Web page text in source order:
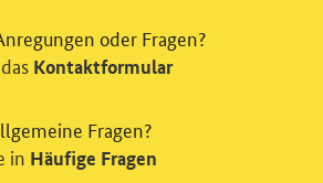
oder Fragen?
Kontaktformular
Fragen?
in Häufige Fragen